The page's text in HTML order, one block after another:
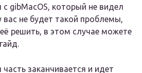
gibMacOS, который не видел
не будет такой проблемы,
решить, в этом случае можете
заканчивается и идет